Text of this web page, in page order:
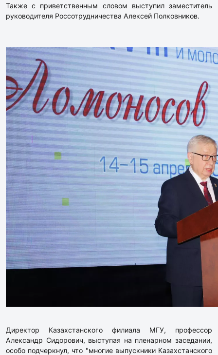
Также с приветственным словом выступил заместитель
руководителя Россотрудничества Алексей Полковников.
Директор Казахстанского филиала МГУ, профессор
Александр Сидорович, выступая на пленарном заседании,
особо подчеркнул, что "многие выпускники Казахстанского